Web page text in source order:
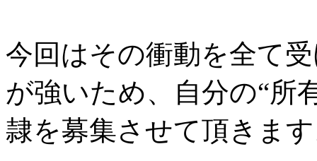
今回はその衝動を全て
が強いため、自分の“所
隷を募集させて頂きま